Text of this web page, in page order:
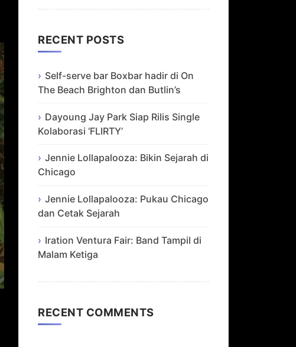
RECENT POSTS
Self-serve bar Boxbar hadir di On
The Beach Brighton dan Butlin’s
Dayoung Jay Park Siap Rilis Single
Kolaborasi ‘FLIRTY’
Jennie Lollapalooza: Bikin Sejarah di
Chicago
Jennie Lollapalooza: Pukau Chicago
dan Cetak Sejarah
Iration Ventura Fair: Band Tampil di
Malam Ketiga
RECENT COMMENTS